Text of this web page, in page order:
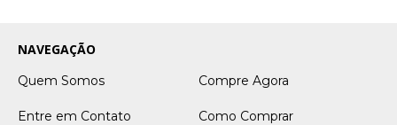
NAVEGAÇÃO
Quem Somos Compre Agora
Entre em Contato Como Comprar